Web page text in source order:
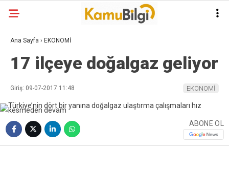
Ana Sayfa › EKONOMİ
17 ilçeye doğalgaz geliyor
Giriş: 09-07-2017 11:48 EKONOMİ
ABONE OL